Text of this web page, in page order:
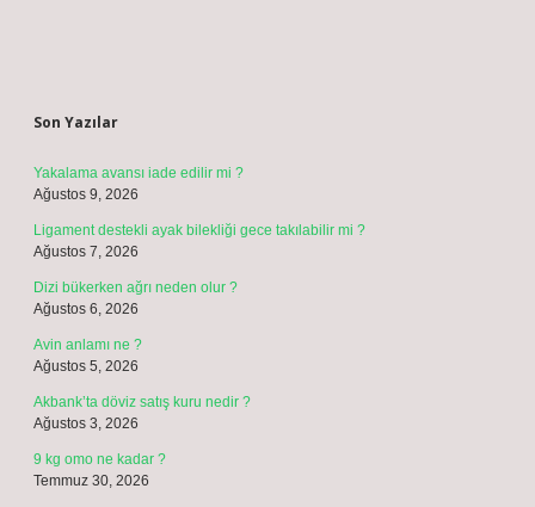
Son Yazılar
Yakalama avansı iade edilir mi ?
Ağustos 9, 2026
Ligament destekli ayak bilekliği gece takılabilir mi ?
Ağustos 7, 2026
Dizi bükerken ağrı neden olur ?
Ağustos 6, 2026
Avin anlamı ne ?
Ağustos 5, 2026
Akbank’ta döviz satış kuru nedir ?
Ağustos 3, 2026
9 kg omo ne kadar ?
Temmuz 30, 2026